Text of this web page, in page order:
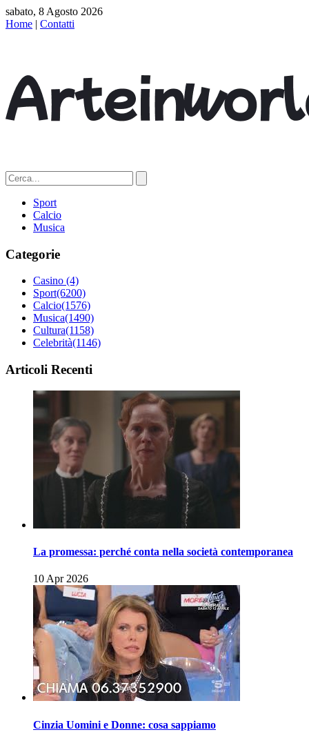
sabato, 8 Agosto 2026
Home | Contatti
Sport
Calcio
Musica
Categorie
Casino (4)
Sport(6200)
Calcio(1576)
Musica(1490)
Cultura(1158)
Celebrità(1146)
Articoli Recenti
La promessa: perché conta nella società contemporanea
10 Apr 2026
Cinzia Uomini e Donne: cosa sappiamo